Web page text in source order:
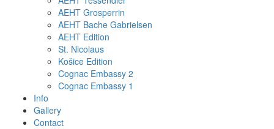
AEHT Grosperrin
AEHT Bache Gabrielsen
AEHT Edition
St. Nicolaus
Košice Edition
Cognac Embassy 2
Cognac Embassy 1
Info
Gallery
Contact